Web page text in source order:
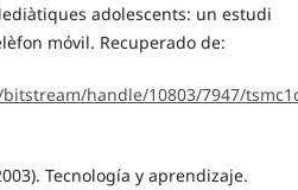
adolescents: un estudi
móvil. Recuperado de:
handle/10803/7947/
Tecnología y aprendizaje.